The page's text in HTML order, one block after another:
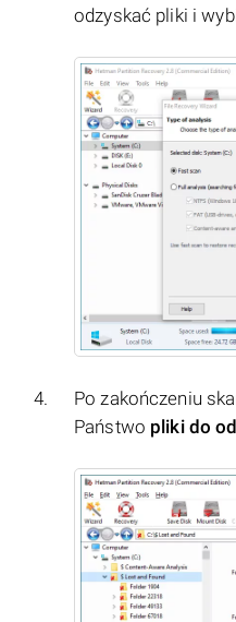
odzyskać pliki i
Po zakończeniu
Państwo pliki do